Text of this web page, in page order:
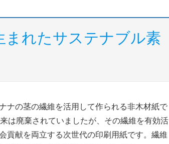
まれたサステナブル素
ナの茎の繊維を活用して作られる非木材紙で
は廃棄されていましたが、その繊維を有効活
貢献を両立する次世代の印刷用紙です。繊維